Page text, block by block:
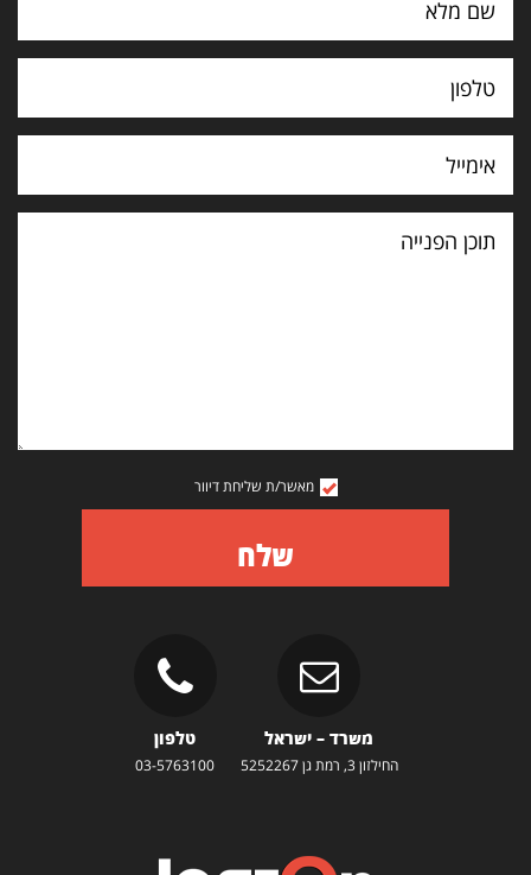
תוכן
הפנייה
מאשר/ת שליחת דיוור
שלח
משרד – ישראל
החילזון 3, רמת גן 5252267
טלפון
03-5763100